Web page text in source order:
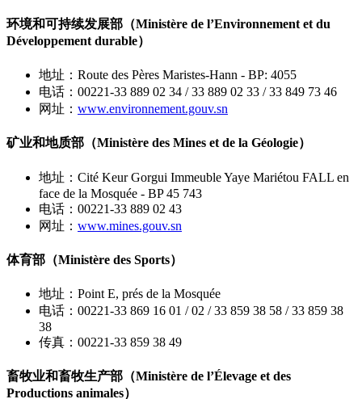
环境和可持续发展部（Ministère de l’Environnement et du
Développement durable）
地址：Route des Pères Maristes-Hann - BP: 4055
电话：00221-33 889 02 34 / 33 889 02 33 / 33 849 73 46
网址： www.environnement.gouv.sn
矿业和地质部（Ministère des Mines et de la Géologie）
地址：Cité Keur Gorgui Immeuble Yaye Mariétou FALL en
face de la Mosquée - BP 45 743
电话：00221-33 889 02 43
网址： www.mines.gouv.sn
体育部（Ministère des Sports）
地址：Point E, prés de la Mosquée
电话：00221-33 869 16 01 / 02 / 33 859 38 58 / 33 859 38
38
传真：00221-33 859 38 49
畜牧业和畜牧生产部（Ministère de l’Élevage et des
Productions animales）